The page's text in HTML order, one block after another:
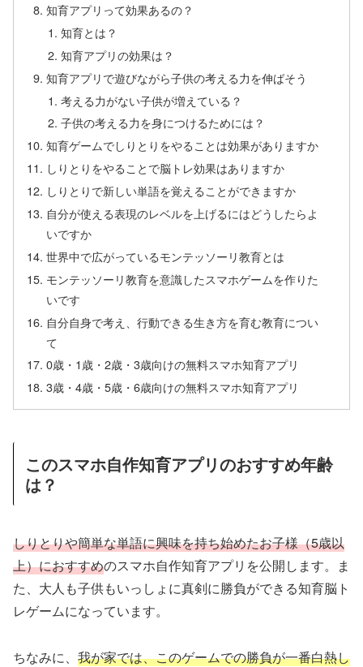
知育アプリって効果あるの？
知育とは？
知育アプリの効果は？
知育アプリで遊びながら子供の考える力を伸ばそう
考える力がない子供が増えている？
子供の考える力を身につけるためには？
知育ゲームでしりとりをやることは効果がありますか
しりとりをやることで脳トレ効果はありますか
しりとりで新しい単語を覚えることができますか
自分が使える表現のレベルを上げるにはどうしたらよ
いですか
世界中で広がっているモンテッソーリ教育とは
モンテッソーリ教育を意識したスマホゲームを作りた
いです
自分自身で考え、行動できる生き方を育む教育につい
て
0歳・1歳・2歳・3歳向けの無料スマホ知育アプリ
3歳・4歳・5歳・6歳向けの無料スマホ知育アプリ
このスマホ自作知育アプリのおすすめ年齢
は？
しりとりや簡単な単語に興味を持ち始めたお子様（5歳以
上）におすすめのスマホ自作知育アプリを公開します。ま
た、大人も子供もいっしょに真剣に勝負ができる知育脳ト
レゲームになっています。
ちなみに、 我が家では、このゲームでの勝負が一番白熱し